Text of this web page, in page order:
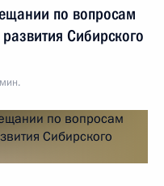
по вопросам
Сибирского